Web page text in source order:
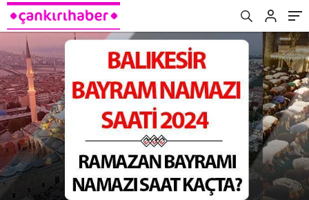
kaçta, ne zaman kılınacak? Diyanet Balıkesir
bayram namazı saatleri!
kaçta, ne zaman kılınacak? Diyanet Manisa
bayram namazı saatleri!